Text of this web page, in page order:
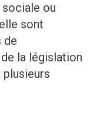
ou
sont
de
la législation